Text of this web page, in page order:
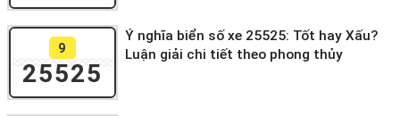
9
25525
Ý nghĩa biển số xe 25525: Tốt hay Xấu?
Luận giải chi tiết theo phong thủy